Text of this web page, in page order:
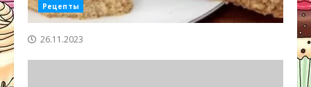
Рецепты
26.11.2023